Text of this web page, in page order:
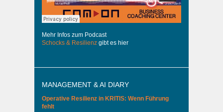
Mehr Infos zum Podcast
Schocks & Resilienz gibt es hier
MANAGEMENT & AI DIARY
Operative Resilienz in KRITIS: Wenn Führung
fehlt